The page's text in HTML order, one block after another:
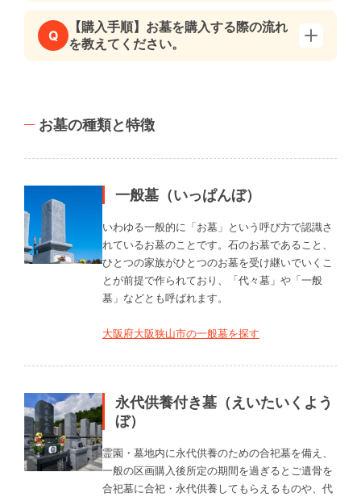
Q
【購入手順】お墓を購入する際の流れ
を教えてください。
お墓の種類と特徴
一般墓（いっぱんぼ）
いわゆる一般的に「お墓」という呼び方で認識さ
れているお墓のことです。石のお墓であること、
ひとつの家族がひとつのお墓を受け継いでいくこ
とが前提で作られており、「代々墓」や「一般
墓」などとも呼ばれます。
大阪府大阪狭山市の一般墓を探す
永代供養付き墓（えいたいくよう
ぼ）
霊園・墓地内に永代供養のための合祀墓を備え、
一般の区画購入後所定の期間を過ぎるとご遺骨を
合祀墓に合祀・永代供養してもらえるものや、代